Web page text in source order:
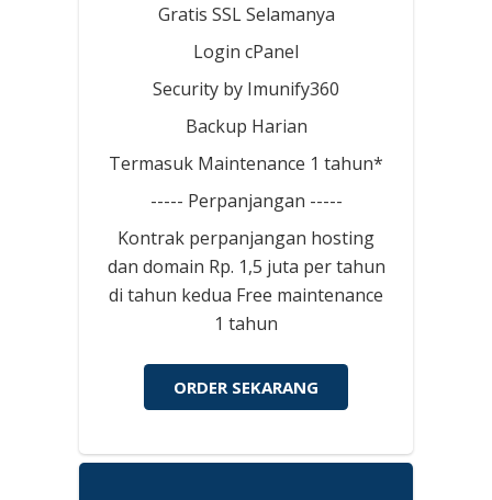
Gratis SSL Selamanya
Login cPanel
Security by Imunify360
Backup Harian
Termasuk Maintenance 1 tahun*
----- Perpanjangan -----
Kontrak perpanjangan hosting
dan domain Rp. 1,5 juta per tahun
di tahun kedua Free maintenance
1 tahun
ORDER SEKARANG